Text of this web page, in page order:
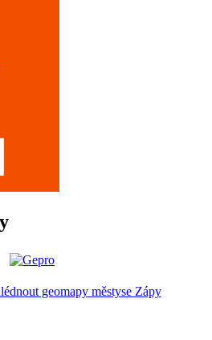
geomapy městyse Zápy